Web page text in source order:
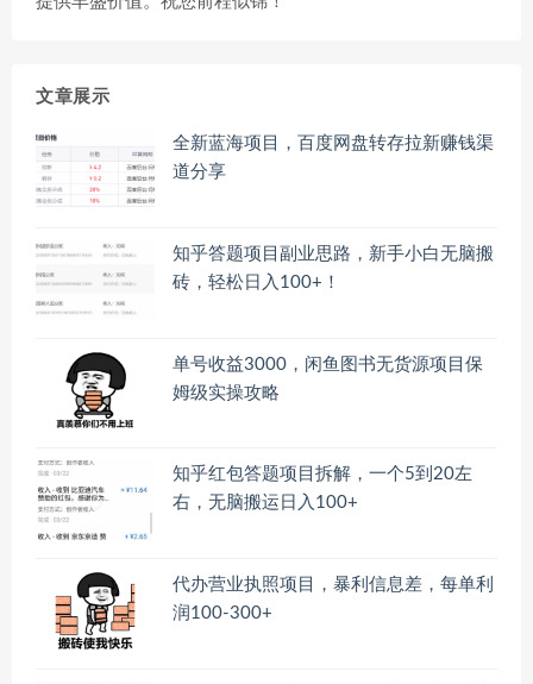
文章展示
全新蓝海项目，百度网盘转存拉新赚钱渠
道分享
知乎答题项目副业思路，新手小白无脑搬
砖，轻松日入100+！
单号收益3000，闲鱼图书无货源项目保
姆级实操攻略
知乎红包答题项目拆解，一个5到20左
右，无脑搬运日入100+
代办营业执照项目，暴利信息差，每单利
润100-300+